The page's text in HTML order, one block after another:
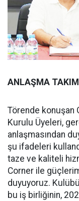
ANLAŞMA
Törende konuşan
Kurulu Üyeleri,
anlaşmasından
şu ifadeleri
taze ve kaliteli
Corner ile
duyuyoruz.
bu iş birliğinin,